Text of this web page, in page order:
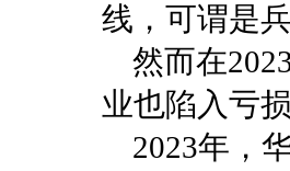
线，可谓是
然而在
业也陷入亏
2023年，